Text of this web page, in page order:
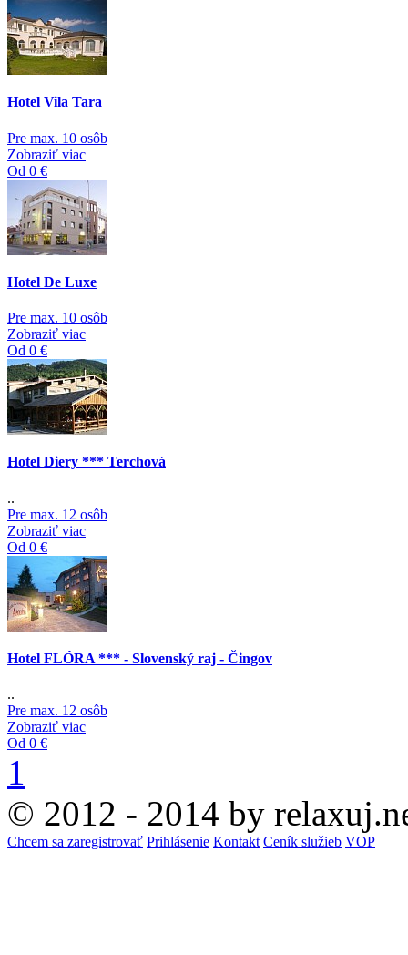
Hotel Vila Tara
Pre max. 10 osôb
Zobraziť viac
Od 0 €
Hotel De Luxe
Pre max. 10 osôb
Zobraziť viac
Od 0 €
Hotel Diery *** Terchová
..
Pre max. 12 osôb
Zobraziť viac
Od 0 €
Hotel FLÓRA *** - Slovenský raj - Čingov
..
Pre max. 12 osôb
Zobraziť viac
Od 0 €
1
© 2012 - 2014 by
Chcem sa zaregistrovať Prihlásenie Kontakt Ceník služieb VOP